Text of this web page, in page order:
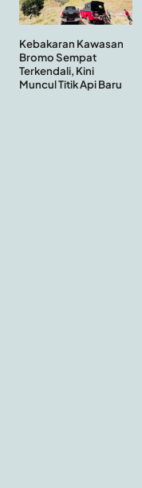
Kebakaran Kawasan
Bromo Sempat
Terkendali, Kini
Muncul Titik Api Baru